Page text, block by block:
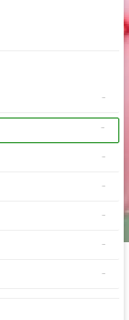
-
-
-
-
-
-
-